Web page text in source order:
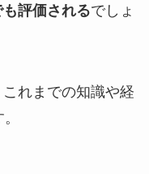
評価されるでしょ
れまでの知識や経